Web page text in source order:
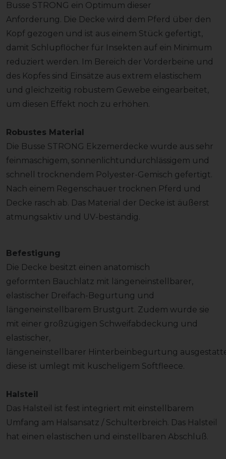
Busse STRONG ein Optimum dieser
Anforderung. Die Decke wird dem Pferd über den
Kopf gezogen und ist aus einem Stück gefertigt,
damit Schlupflöcher für Insekten auf ein Minimum
reduziert werden. Im Bereich der Vorderbeine und
des Kopfes sind Einsätze aus extrem elastischem
und gleichzeitig robustem Gewebe eingearbeitet,
um diesen Effekt noch zu erhöhen.
Robustes Material
Die Busse STRONG Ekzemerdecke wurde aus sehr
feinmaschigem, sonnenlichtundurchlässigem und
schnell trocknendem Polyester-Gemisch gefertigt.
Nach einem Regenschauer trocknen Pferd und
Decke rasch ab. Das Material der Decke ist äußerst
atmungsaktiv und UV-beständig.
Befestigung
Die Decke besitzt einen anatomisch
geformten Bauchlatz mit längeneinstellbarer,
elastischer Dreifach-Begurtung und
längeneinstellbarem Brustgurt. Zudem wurde sie
mit einer großzügigen Schweifabdeckung und
elastischer,
längeneinstellbarer Hinterbeinbegurtung
diese ist umlegt mit kuscheligem Softfleece.
Halsteil
Das Halsteil ist fest integriert mit einstellbarem
Umfang am Halsansatz / Schulterbreich. Das Halsteil
hat einen elastischen und einstellbaren Abschluß.